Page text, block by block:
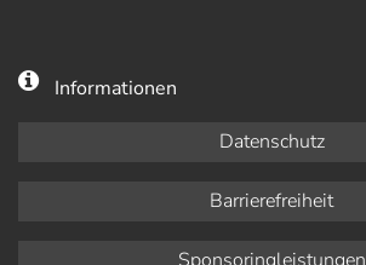
Informationen
Datenschutz
Barrierefreiheit